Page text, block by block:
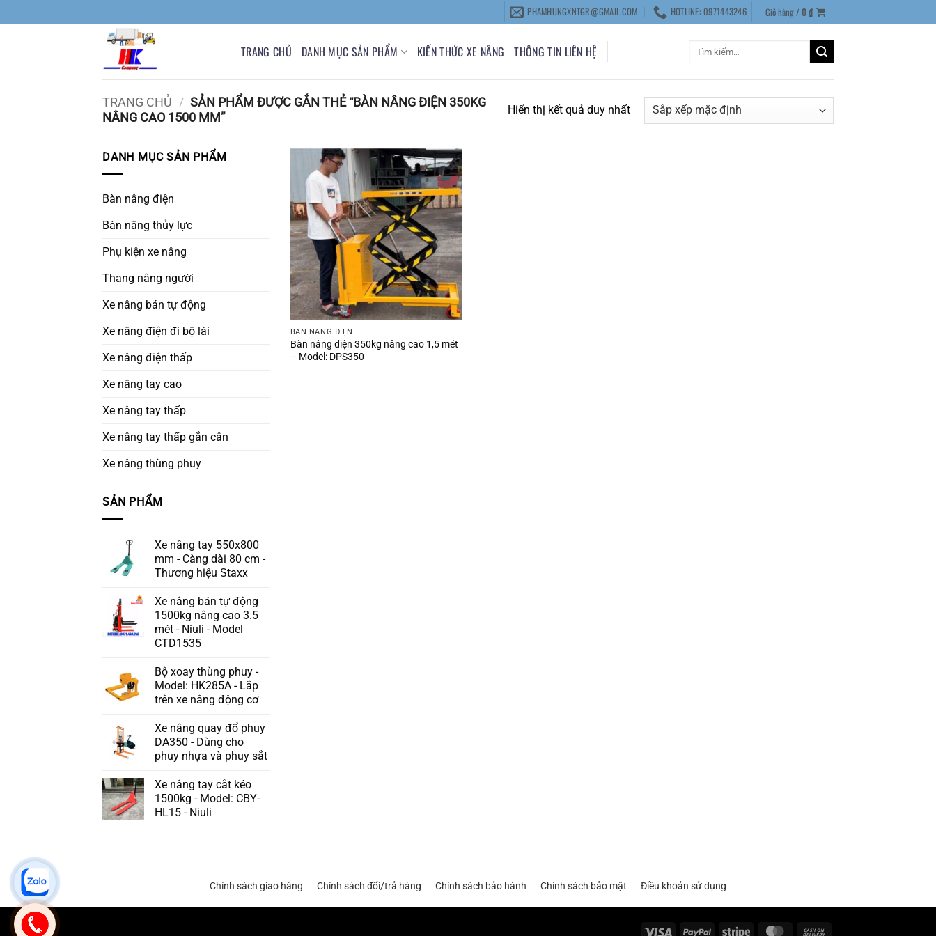
qua
PHAMHUNGXNTGR@GMAIL.COM HOTLINE: 0971443246 Giỏ hàng /0₫
TRANG CHỦ DANH MỤC SẢN PHẨM KIẾN THỨC XE NÂNG THÔNG TIN LIÊN HỆ
TRANG CHỦ / SẢN PHẨM ĐƯỢC GẮN THẺ “BÀN NÂNG ĐIỆN 350KG
NÂNG CAO 1500 MM”
Hiển thị kết quả duy nhất
DANH MỤC SẢN PHẨM
Bàn nâng điện
Bàn nâng thủy lực
Phụ kiện xe nâng
Thang nâng người
Xe nâng bán tự động
Xe nâng điện đi bộ lái
Xe nâng điện thấp
Xe nâng tay cao
Xe nâng tay thấp
Xe nâng tay thấp gắn cân
Xe nâng thùng phuy
SẢN PHẨM
Xe nâng tay 550x800
mm - Càng dài 80 cm -
Thương hiệu Staxx
Xe nâng bán tự động
1500kg nâng cao 3.5
mét - Niuli - Model
CTD1535
Bộ xoay thùng phuy -
Model: HK285A - Lắp
trên xe nâng động cơ
Xe nâng quay đổ phuy
DA350 - Dùng cho
phuy nhựa và phuy sắt
Xe nâng tay cắt kéo
1500kg - Model: CBY-
HL15 - Niuli
BÀN NÂNG ĐIỆN
Bàn nâng điện 350kg nâng cao 1,5 mét
– Model: DPS350
Chính sách giao hàng Chính sách đổi/trả hàng Chính sách bảo hành Chính sách bảo mật Điều khoản sử dụng
Visa PayPal Stripe MasterCard